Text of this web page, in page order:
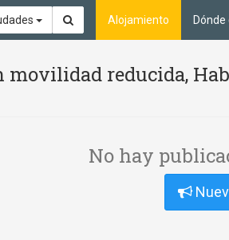
Alojamiento
movilidad reducida,
No hay